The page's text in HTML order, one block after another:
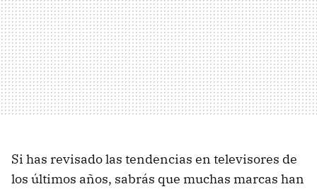
Si has revisado las tendencias en televisores de
los últimos años, sabrás que muchas marcas han